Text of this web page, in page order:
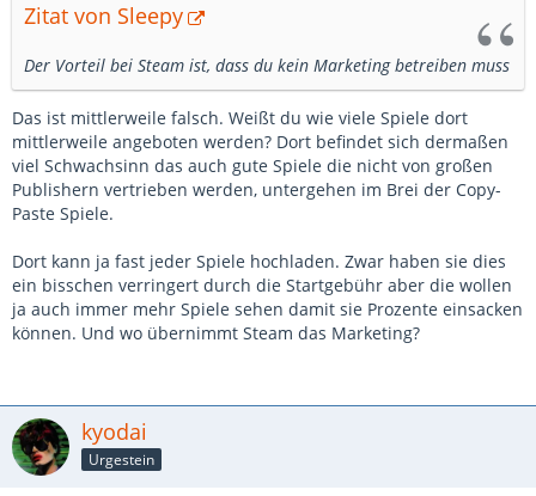
Zitat von Sleepy
Der Vorteil bei Steam ist, dass du kein Marketing betreiben muss
Das ist mittlerweile falsch. Weißt du wie viele Spiele dort
mittlerweile angeboten werden? Dort befindet sich dermaßen
viel Schwachsinn das auch gute Spiele die nicht von großen
Publishern vertrieben werden, untergehen im Brei der Copy-
Paste Spiele.
Dort kann ja fast jeder Spiele hochladen. Zwar haben sie dies
ein bisschen verringert durch die Startgebühr aber die wollen
ja auch immer mehr Spiele sehen damit sie Prozente einsacken
können. Und wo übernimmt Steam das Marketing?
kyodai
Urgestein